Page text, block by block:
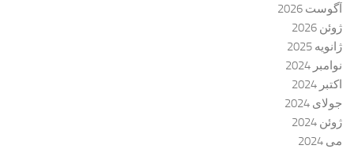
آگوست 2026
ژوئن 2026
ژانویه 2025
نوامبر 2024
اکتبر 2024
جولای 2024
ژوئن 2024
می 2024